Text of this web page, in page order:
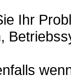
Ihr